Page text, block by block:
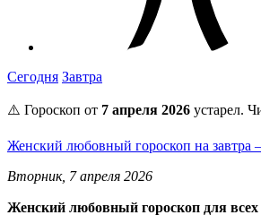
Сегодня Завтра
⚠️ Гороскоп от 7 апреля 2026 устарел.
Женский любовный гороскоп на завтра
Вторник, 7 апреля 2026
Женский любовный гороскоп для всех